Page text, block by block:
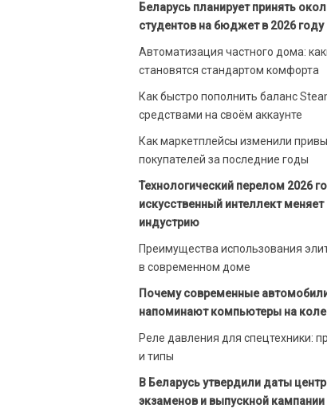
Беларусь планирует принять
студентов на бюджет в 2026 году
Автоматизация частного дома:
становятся стандартом комфорта
Как быстро пополнить баланс
средствами на своём аккаунте
Как маркетплейсы изменили
покупателей за последние годы
Технологический перелом 2026
искусственный интеллект
индустрию
Преимущества использования
в современном доме
Почему современные
напоминают компьютеры на
Реле давления для спецтехники:
и типы
В Беларусь утвердили даты
экзаменов и выпускной кампании